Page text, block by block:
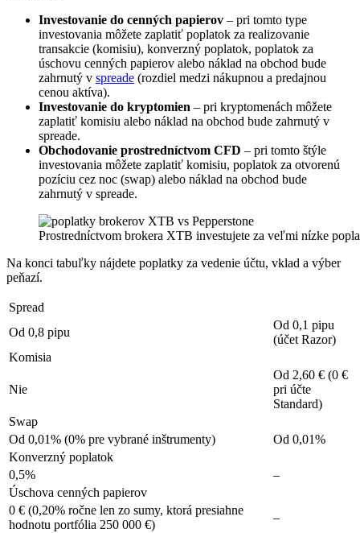
Investovanie do cenných papierov – pri tomto type
investovania môžete zaplatiť poplatok za realizovanie
transakcie (komisiu), konverzný poplatok, poplatok za
úschovu cenných papierov alebo náklad na obchod bude
zahrnutý v spreade (rozdiel medzi nákupnou a predajnou
cenou aktíva).
Investovanie do kryptomien – pri kryptomenách môžete
zaplatiť komisiu alebo náklad na obchod bude zahrnutý v
spreade.
Obchodovanie prostredníctvom CFD – pri tomto štýle
investovania môžete zaplatiť komisiu, poplatok za otvorenú
pozíciu cez noc (swap) alebo náklad na obchod bude
zahrnutý v spreade.
Prostredníctvom brokera XTB investujete za veľmi nízke
Na konci tabuľky nájdete poplatky za vedenie účtu, vklad a výber
peňazí.
Spread
Od 0,8 pipu
Od 0,1 pipu
(účet Razor)
Komisia
Nie
Od 2,60 € (0 €
pri účte
Standard)
Swap
Od 0,01% (0% pre vybrané inštrumenty)
Od 0,01%
Konverzný poplatok
0,5%
–
Úschova cenných papierov
0 € (0,20% ročne len zo sumy, ktorá presiahne
hodnotu portfólia 250 000 €)
–